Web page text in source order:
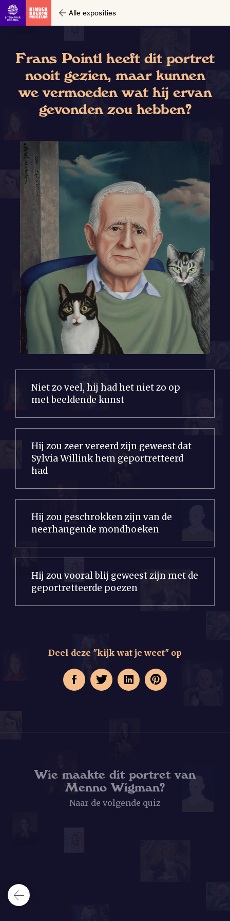
Alle exposities
Frans Pointl heeft dit portret
nooit gezien, maar kunnen
we vermoeden wat hij ervan
gevonden zou hebben?
Niet zo veel, hij had het niet zo op
met beeldende kunst
Hij zou zeer vereerd zijn geweest dat
Sylvia Willink hem geportretteerd
had
Hij zou geschrokken zijn van de
neerhangende mondhoeken
Hij zou vooral blij geweest zijn met de
geportretteerde poezen
Deel deze "kijk wat je weet" op
Wie maakte dit portret van
Menno Wigman?
Naar de volgende quiz